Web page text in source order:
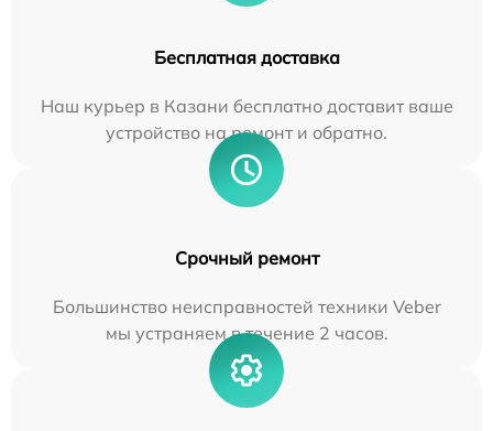
Бесплатная доставка
Наш курьер в Казани бесплатно доставит ваше
устройство на ремонт и обратно.
Срочный ремонт
Большинство неисправностей техники Veber
мы устраняем в течение 2 часов.